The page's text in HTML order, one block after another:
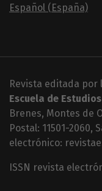
Español (España)
Revista editada por
Escuela de
Brenes, Montes de
Postal: 11501-2060,
electrónico:
ISSN revista